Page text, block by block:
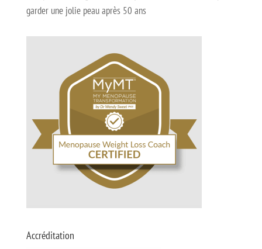
garder une jolie peau après 50 ans
Accréditation